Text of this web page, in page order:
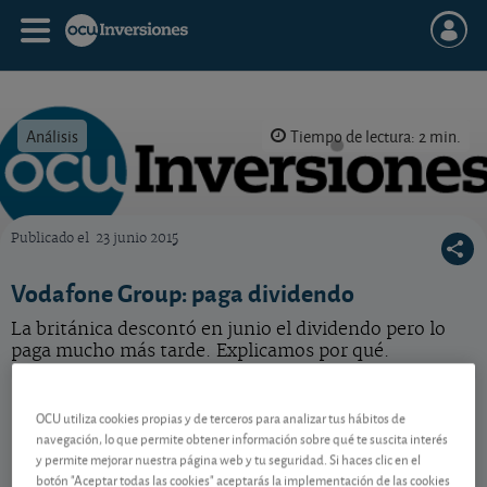
Análisis Tiempo de lectura: 2 min.
Publicado el 23 junio 2015
Vodafone Group: paga dividendo
La británica descontó en junio el dividendo pero lo
paga mucho más tarde. Explicamos por qué.
GB00BH4HKS39
06/08/2026 Londres
-
OCU utiliza cookies propias y de terceros para analizar tus hábitos de
navegación, lo que permite obtener información sobre qué te suscita interés
y permite mejorar nuestra página web y tu seguridad. Si haces clic en el
botón "Aceptar todas las cookies" aceptarás la implementación de las cookies